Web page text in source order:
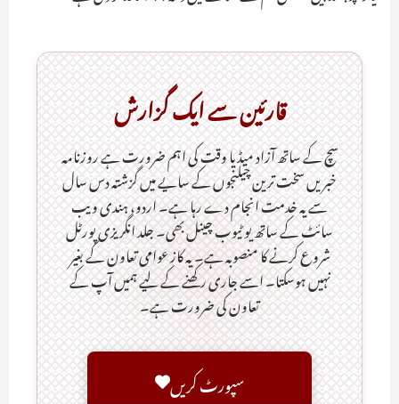
قارئین سے ایک گزارش
سچ کے ساتھ آزاد میڈیا وقت کی اہم ضرورت ہےـ روزنامہ
خبریں سخت ترین چیلنجوں کے سایے میں گزشتہ دس سال
سے یہ خدمت انجام دے رہا ہے۔ اردو، ہندی ویب
سائٹ کے ساتھ یو ٹیوب چینل بھی۔ جلد انگریزی پورٹل
شروع کرنے کا منصوبہ ہے۔ یہ کاز عوامی تعاون کے بغیر
نہیں ہوسکتا۔ اسے جاری رکھنے کے لیے ہمیں آپ کے
تعاون کی ضرورت ہے۔
سپورٹ کریں